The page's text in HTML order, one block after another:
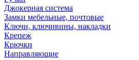
Джокерная система
Замки мебельные, почтовые
Ключи, ключивины, накладки
Крепеж
Крючки
Направляющие